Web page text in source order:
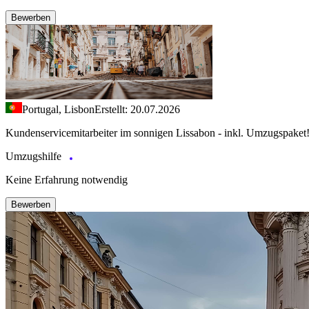
Bewerben
Portugal, LisbonErstellt: 20.07.2026
Kundenservicemitarbeiter im sonnigen Lissabon - inkl. Umzugspaket!
Umzugshilfe
Keine Erfahrung notwendig
Bewerben